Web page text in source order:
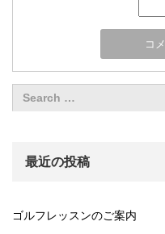
最近の投稿
ゴルフレッスンのご案内